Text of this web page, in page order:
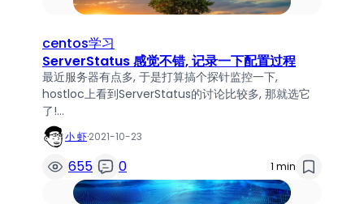
centos学习
ServerStatus 感觉不错, 记录一下配置过程
最近服务器有点多, 于是打算搞个探针监控一下,
hostloc上看到ServerStatus的讨论比较多, 那就选它
了!…
小 虾·2021-10-23
655 0 1 min